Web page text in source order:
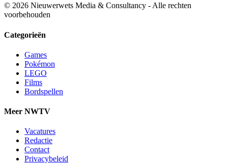
© 2026 Nieuwerwets Media & Consultancy - Alle rechten
voorbehouden
Categorieën
Games
Pokémon
LEGO
Films
Bordspellen
Meer NWTV
Vacatures
Redactie
Contact
Privacybeleid